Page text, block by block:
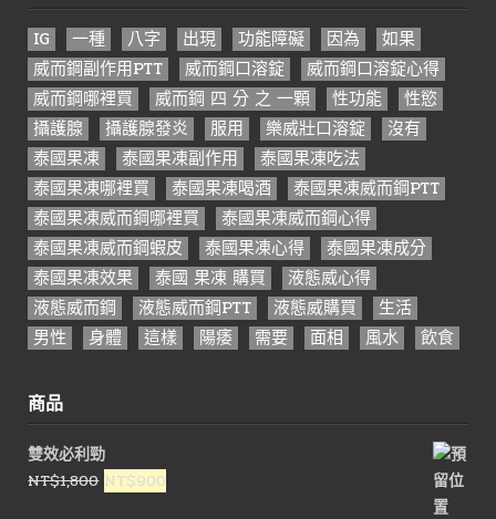
IG 一種 八字 出現 功能障礙 因為
如果
威而鋼副作用PTT
威而鋼口溶錠
威而鋼口溶錠心得
威而鋼哪裡買
威而鋼 四 分 之 一顆 性功能
性慾
攝護腺
攝護腺發炎 服用 樂威壯口溶錠
沒有
泰國果凍
泰國果凍副作用
泰國果凍吃法
泰國果凍哪裡買
泰國果凍喝酒
泰國果凍威而鋼PTT
泰國果凍威而鋼哪裡買
泰國果凍威而鋼心得
泰國果凍威而鋼蝦皮
泰國果凍心得
泰國果凍成分
泰國果凍效果
泰國 果凍 購買
液態威心得
液態威而鋼
液態威而鋼PTT 液態威購買
生活
男性
身體 這樣 陽痿 需要 面相 風水 飲食
商品
雙效必利勁
NT$1,800 原
NT$900